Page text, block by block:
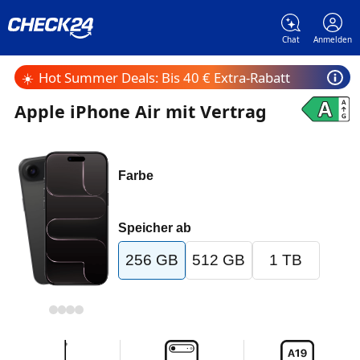
Chat Anmelden
☀️ Hot Summer Deals: Bis 40 € Extra-Rabatt
Apple iPhone Air mit Vertrag
Farbe
Speicher ab
256 GB 512 GB 1 TB